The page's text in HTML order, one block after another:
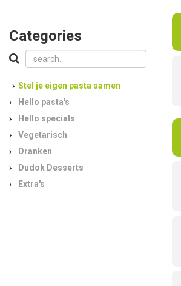
Categories
Stel je eigen pasta samen
Hello pasta's
Hello specials
Vegetarisch
Dranken
Dudok Desserts
Extra's